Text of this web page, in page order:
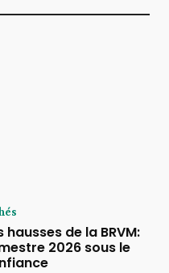
de la BRVM:
2026 sous le